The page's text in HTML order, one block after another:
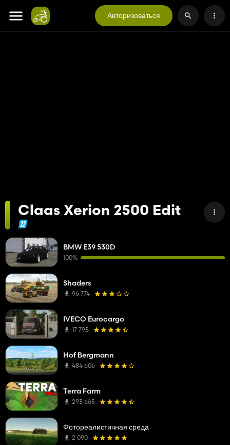
Авторизоваться
Claas Xerion 2500 Edit
BMW E39 530D
100%
Shaders
96 774
IVECO Eurocargo
17 795
Hof Bergmann
484 606
Terra Farm
293 665
Фотореалистичная среда
2 090